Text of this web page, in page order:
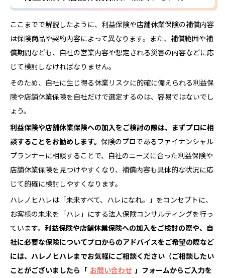
ここまでで解説したように、利益保険や店舗休業保険の補償内容
は保険商品や契約内容によって異なります。また、補償範囲や補
償期間なども、自社の営業内容や想定される災害の内容などに応
じて検討しなければなりません。
そのため、自社に生じ得る休業リスクに的確に備えられる利益保
険や店舗休業保険を自社だけで選定するのは、容易ではないでし
ょう。
利益保険や店舗休業保険への加入をご検討の際は、まずプロに相
談することをお勧めします。 保険のプロであるファイナンシャル
プランナーに相談することで、自社のニーズに合った利益保険や
店舗休業保険を見つけやすくなり、補償内容も具体的な状況に応
じて的確に検討しやすくなります。
ハレノヒハレは「未来すべて、ハレになれ。」をコンセプトに、
お客様の未来を「ハレ」にする法人保険コンサルティングを行っ
ています。 利益保険や店舗休業保険への加入をご検討の際や、自
社に必要な保険についてプロからのアドバイスをご希望の際など
には、ハレノヒハレまでお気軽にご相談ください（ご相談したい
ことがございましたら「 お問い合わせ 」フォームからご入力を